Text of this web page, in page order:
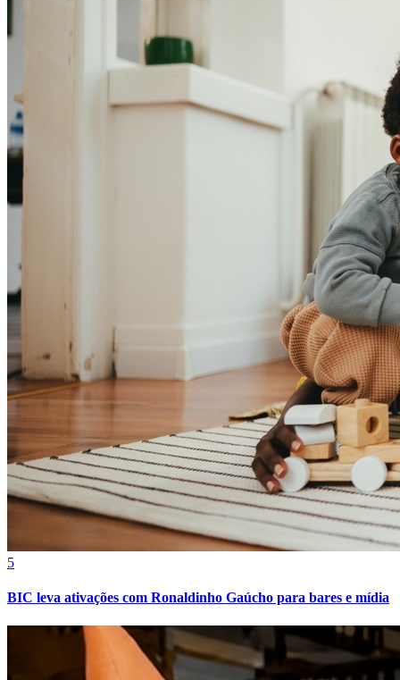
Fortaleza
5
BIC leva ativações com Ronaldinho Gaúcho para bares e mídia